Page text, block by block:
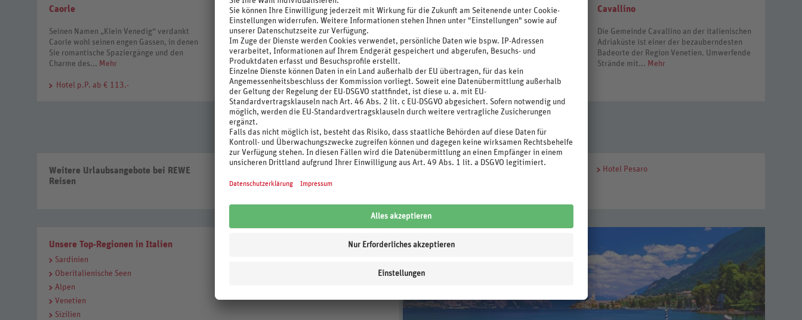
Caorle
Seinen Namen „Klein Venedig“ verdankt
Caorle wohl seinen engen Gassen, in denen
Sie romantische Spaziergänge und den
Charme des... Mehr
Hotel p.P. ab € 113.-
Rimini
An der sonnenverwöhnten Adriaküste liegt
der einstige Fischerort, den bereits Etrusker,
Griechen und Gallier für sich entdeckten
und...Mehr
Hotelp.P. ab € 118.-
Grado
malerische Stadt Grado genannt, die auf
einer Sanddüne an der nördlichen
Hotelp.P. ab € 223.-
Cavallino
Die Gemeinde Cavallino an der italienischen
Adriaküste ist einer der bezauberndesten
Badeorte der Region Venetien. Umwerfende
Strände mit... Mehr
Weitere Urlaubsangebote bei REWE
Reisen
passende Reise oder Ihr Traumhotel zu einem unschlagbaren Preis! Starten Sie jetzt stressfrei in
Hotel Pesaro
Unsere Top-Regionen in Italien
Sardinien
Oberitalienische Seen
Alpen
Venetien
Sizilien